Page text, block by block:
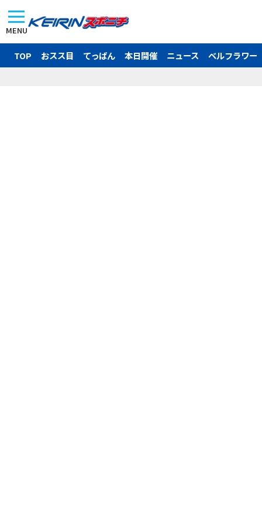
MENU
TOP おスス目 てっぱん 本日開催 ニュース ベルフラワー